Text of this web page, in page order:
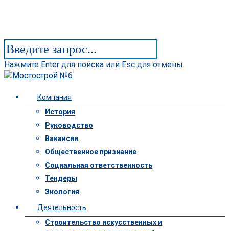
Нажмите Enter для поиска или Esc для отмены
Компания
История
Руководство
Вакансии
Общественное признание
Социальная ответственность
Тендеры
Экология
Деятельность
Строительство искусственных и